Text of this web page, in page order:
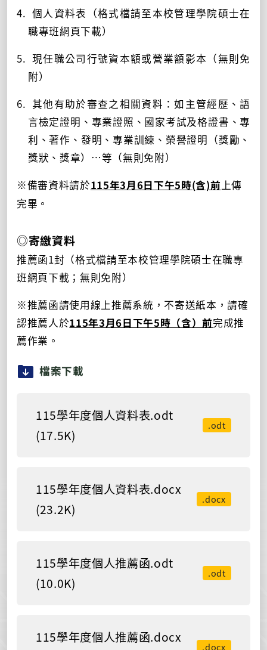
4.個人資料表（格式檔請至本校管理學院碩士在
職專班網頁下載）
5. 現任職公司行號資本額或營業額影本（無則免
附）
6. 其他有助於審查之相關資料：如主管經歷、語
言檢定證明、專業證照、國家考試及格證書、專
利、著作、發明、專業訓練、榮譽證明（獎勵、
獎狀、獎章）…等（無則免附）
※備審資料請於115年3月6日下午5時(含)前 上傳
完畢。
◎寄繳資料
推薦函1封（格式檔請至本校管理學院碩士在職專
班網頁下載；無則免附）
※推薦函請使用線上推薦系統，不寄送紙本，請確
認推薦人於115年3月6日下午5時（含）前完成推
薦作業。
檔案下載
115學年度個人資料表.odt
(17.5K)
.odt
115學年度個人資料表.docx
(23.2K)
.docx
115學年度個人推薦函.odt
(10.0K)
.odt
115學年度個人推薦函.docx
.docx